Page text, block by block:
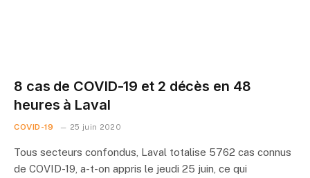
8 cas de COVID-19 et 2 décès en 48
heures à Laval
COVID-19 25 juin 2020
Tous secteurs confondus, Laval totalise 5762 cas connus
de COVID-19, a-t-on appris le jeudi 25 juin, ce qui